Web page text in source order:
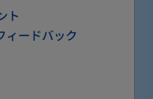
ト
ィードバック